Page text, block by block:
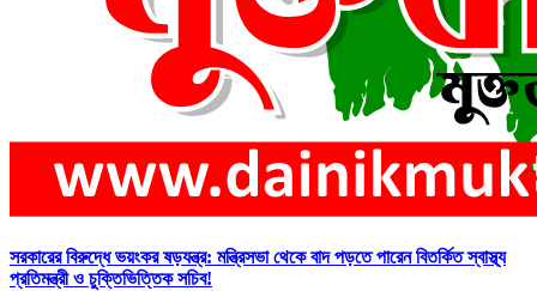
সরকারের বিরুদ্ধে ভয়ংকর ষড়যন্ত্র: মন্ত্রিসভা থেকে বাদ পড়তে পারেন বিতর্কিত স্বাস্থ্য
প্রতিমন্ত্রী ও চুক্তিভিত্তিক সচিব!